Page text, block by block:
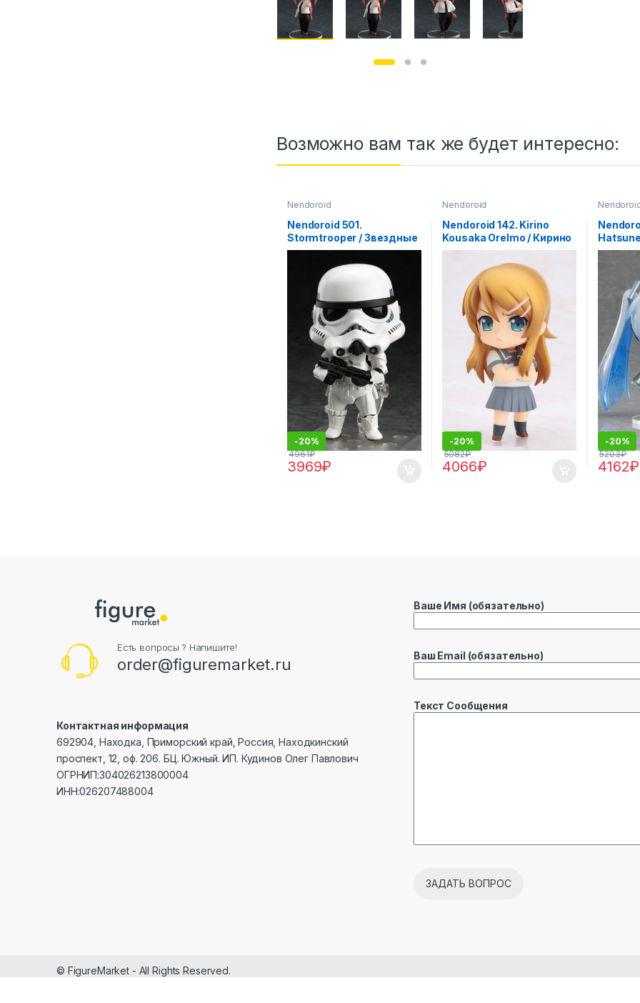
Возможно вам так же будет интересно:
Nendoroid
Nendoroid 501.
Stormtrooper / Звездные
воины – штурмовик
-20%
3969₽
4961₽
Nendoroid
Nendoroid 142. Kirino
Kousaka OreImo / Кирино
аниме фигурка
-20%
4066₽
5082₽
-20%
4162₽
5203₽
Есть вопросы ? Напишите!
order@figuremarket.ru
Контактная информация
692904, Находка, Приморский край, Россия, Находкинский
проспект, 12, оф. 206. БЦ. Южный. ИП. Кудинов Олег Павлович
ОГРНИП:304026213800004
ИНН:026207488004
Ваше Имя (обязательно)
Ваш Email (обязательно)
Текст Сообщения
© FigureMarket - All Rights Reserved.